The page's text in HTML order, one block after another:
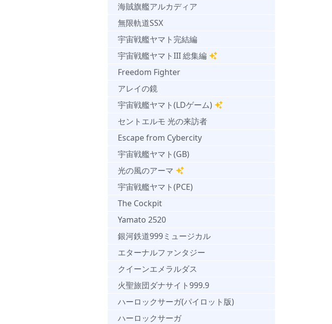
海賊旗艦アルカディア
無限軌道SSX
宇宙戦艦ヤマト完結編
宇宙戦艦ヤマトIII 総集編
Freedom Fighter
アレイの鏡
宇宙戦艦ヤマト(LDゲーム)
セントエルモ 光の来訪者
Escape from Cybercity
宇宙戦艦ヤマト(GB)
光の風のアーマ
宇宙戦艦ヤマト(PCE)
The Cockpit
Yamato 2520
銀河鉄道999ミュージカル
エターナルファンタジー
クイーンエメラルダス
火聖旅団ダナサイト999.9
ハーロックサーガ(パイロット版)
ハーロックサーガ